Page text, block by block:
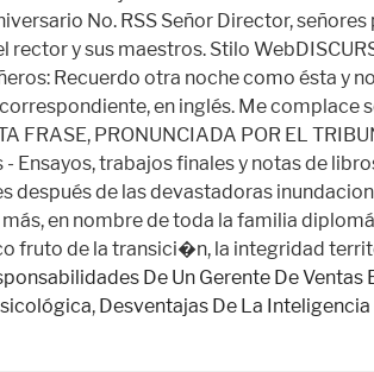
De Un Gerente De Ventas
, Desventajas De La